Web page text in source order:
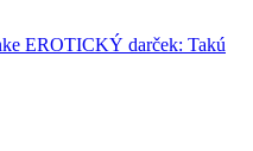
EROTICKÝ darček: Takú